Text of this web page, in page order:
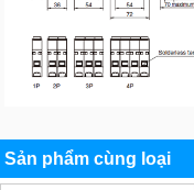
Sản phẩm cùng loại